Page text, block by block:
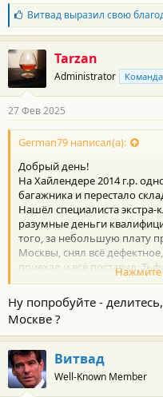
Б
л
а
г
о
д
а
н
о
с
и
:
Витвадвыразил свою
Tarzan
Administrator
27 Фев 2025
German79 написал(а):
Добрый день!
На Хайлендере 2014 г.р.
багажника и перестало
Нашёл специалиста экстра-
разумные деньги
того, за небольшую плату
Москвы, снял всё
приехал и всё поставил.
Специалист действительно
поделиться контактом
Нажмите
Ну попробуйте -
Москве ?
Витвад
Well-Known Member